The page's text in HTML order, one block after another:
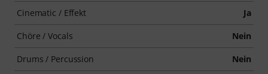
Cinematic / Effekt Ja
Chöre / Vocals Nein
Drums / Percussion Nein